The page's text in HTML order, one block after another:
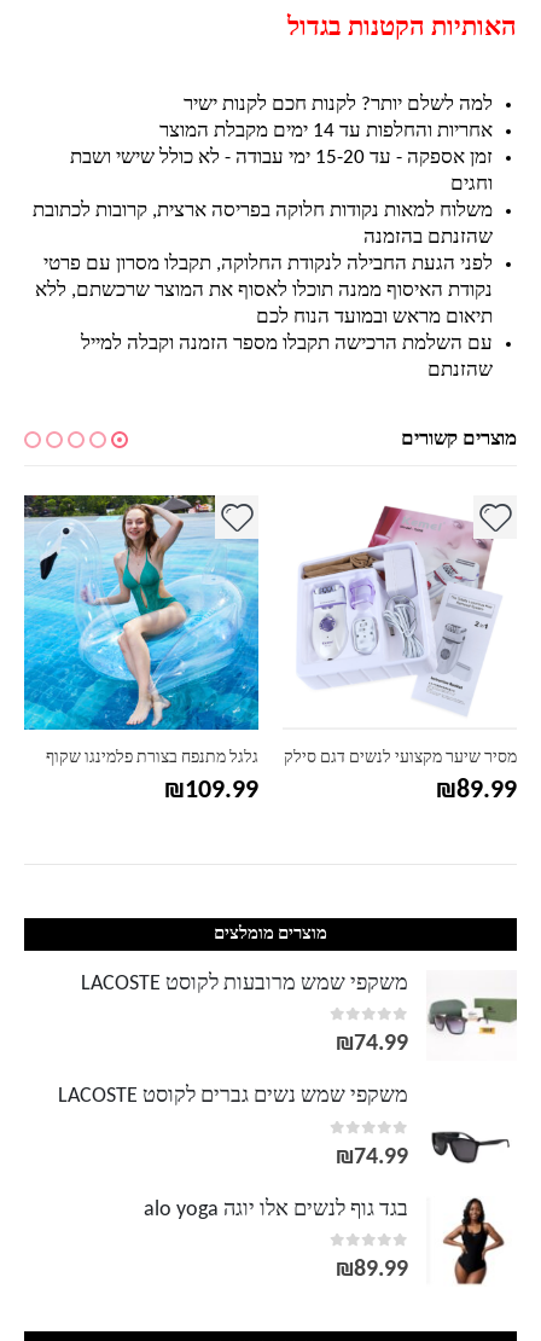
האותיות הקטנות בגדול
למה לשלם יותר? לקנות חכם לקנות ישיר
אחריות והחלפות עד 14 ימים מקבלת המוצר
זמן אספקה - עד 15-20 ימי עבודה - לא כולל שישי ושבת
וחגים
משלוח למאות נקודות חלוקה בפריסה ארצית, קרובות לכתובת
שהזנתם בהזמנה
לפני הגעת החבילה לנקודת החלוקה, תקבלו מסרון עם פרטי
נקודת האיסוף ממנה תוכלו לאסוף את המוצר שרכשתם, ללא
תיאום מראש ובמועד הנוח לכם
עם השלמת הרכישה תקבלו מספר הזמנה וקבלה למייל
שהזנתם
מוצרים קשורים
גלגל מתנפח בצורת פלמינגו שקוף
₪109.99
מזרון רשת מתנפח
₪69.99
למוצר זה יש מספר סוגים. ניתן לבחור את האפשרויות בעמוד המוצר
מוצרים מומלצים
משקפי שמש מרובעות לקוסט LACOSTE
0
out of 5
₪74.99
משקפי שמש נשים גברים לקוסט LACOSTE
0
out of 5
₪74.99
בגד גוף לנשים אלו יוגה alo yoga
0
out of 5
₪89.99